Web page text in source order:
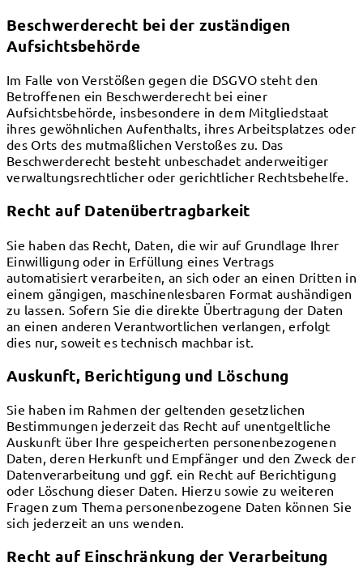
Beschwerde­recht bei der zuständigen
Aufsichts­behörde
Im Falle von Verstößen gegen die DSGVO steht den
Betroffenen ein Beschwerderecht bei einer
Aufsichtsbehörde, insbesondere in dem Mitgliedstaat
ihres gewöhnlichen Aufenthalts, ihres Arbeitsplatzes oder
des Orts des mutmaßlichen Verstoßes zu. Das
Beschwerderecht besteht unbeschadet anderweitiger
verwaltungsrechtlicher oder gerichtlicher Rechtsbehelfe.
Recht auf Daten­übertrag­barkeit
Sie haben das Recht, Daten, die wir auf Grundlage Ihrer
Einwilligung oder in Erfüllung eines Vertrags
automatisiert verarbeiten, an sich oder an einen Dritten in
einem gängigen, maschinenlesbaren Format aushändigen
zu lassen. Sofern Sie die direkte Übertragung der Daten
an einen anderen Verantwortlichen verlangen, erfolgt
dies nur, soweit es technisch machbar ist.
Auskunft, Berichtigung und Löschung
Sie haben im Rahmen der geltenden gesetzlichen
Bestimmungen jederzeit das Recht auf unentgeltliche
Auskunft über Ihre gespeicherten personenbezogenen
Daten, deren Herkunft und Empfänger und den Zweck der
Datenverarbeitung und ggf. ein Recht auf Berichtigung
oder Löschung dieser Daten. Hierzu sowie zu weiteren
Fragen zum Thema personenbezogene Daten können Sie
sich jederzeit an uns wenden.
Recht auf Einschränkung der Verarbeitung